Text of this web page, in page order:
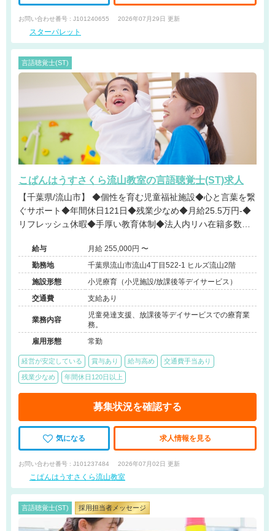
お問い合わせ番号 : J101240655 2026年07月29日 更新
スターパレット
言語聴覚士(ST)
こぱんはうすさくら流山教室の言語聴覚士(ST)求人
【千葉県/流山市】 ◆個性を育む児童福祉施設◆心と言葉を繋
ぐサポート◆年間休日121日◆残業少なめ◆月給25.5万円-◆
リフレッシュ休暇◆手厚い教育体制◆法人内リハ在籍多数◆
給与
月給 255,000円 〜
勤務地
千葉県流山市流山4丁目522-1 ヒルズ流山2階
施設形態
小児療育（小児施設/放課後等デイサービス）
交通費
支給あり
業務内容
児童発達支援、放課後等デイサービスでの療育業
務。
雇用形態
常勤
経営が安定している 賞与あり 給与高め 交通費手当あり
残業少なめ 年間休日120日以上
募集状況を確認する
気になる 求人情報を見る
お問い合わせ番号 : J101237484 2026年07月02日 更新
こぱんはうすさくら流山教室
言語聴覚士(ST) 採用担当者メッセージ